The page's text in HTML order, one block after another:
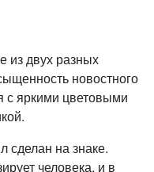
из двух разных
новостного
с яркими цветовыми
сделан на знаке.
человека, и в